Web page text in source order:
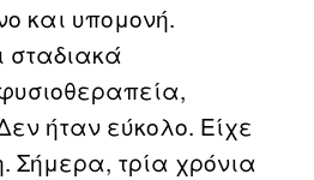
και υπομονή.
σταδιακά
ήταν εύκολο. Είχε
Σήμερα, τρία χρόνια